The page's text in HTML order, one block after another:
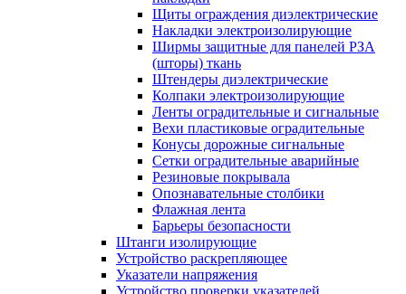
Щиты ограждения диэлектрические
Накладки электроизолирующие
Ширмы защитные для панелей РЗА
(шторы) ткань
Штендеры диэлектрические
Колпаки электроизолирующие
Ленты оградительные и сигнальные
Вехи пластиковые оградительные
Конусы дорожные сигнальные
Сетки оградительные аварийные
Резиновые покрывала
Опознавательные столбики
Флажная лента
Барьеры безопасности
Штанги изолирующие
Устройство раскрепляющее
Указатели напряжения
Устройство проверки указателей